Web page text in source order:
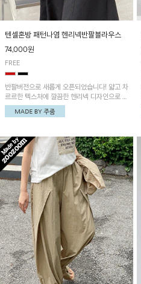
텐셀혼방 패턴나염 헨리넥반팔블라우스
74,000원
FREE
반팔버전으로 새롭게 오픈되었습니다! 얇고 차
르르한 텍스처에 깔끔한 헨리넥 디자인으로 제
작된 블라우스예요~볼륨감있는 소매 셔링과
세련된 나염패턴으로 유니크한 매력 UP!